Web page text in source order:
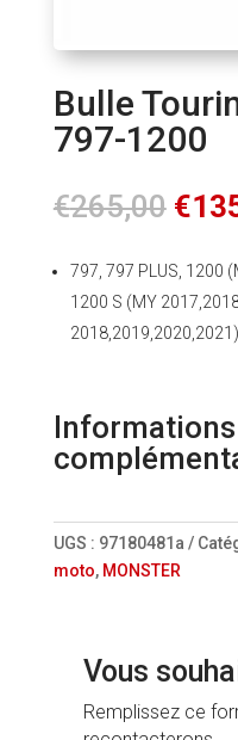
Bulle
797-1200
€265,00 Le
€
797, 797 PLUS, 1200
1200 S (MY
2018,2019,2020,2021)
Informations
UGS : 97180481a
moto, MONSTER
Vous
Remplissez ce